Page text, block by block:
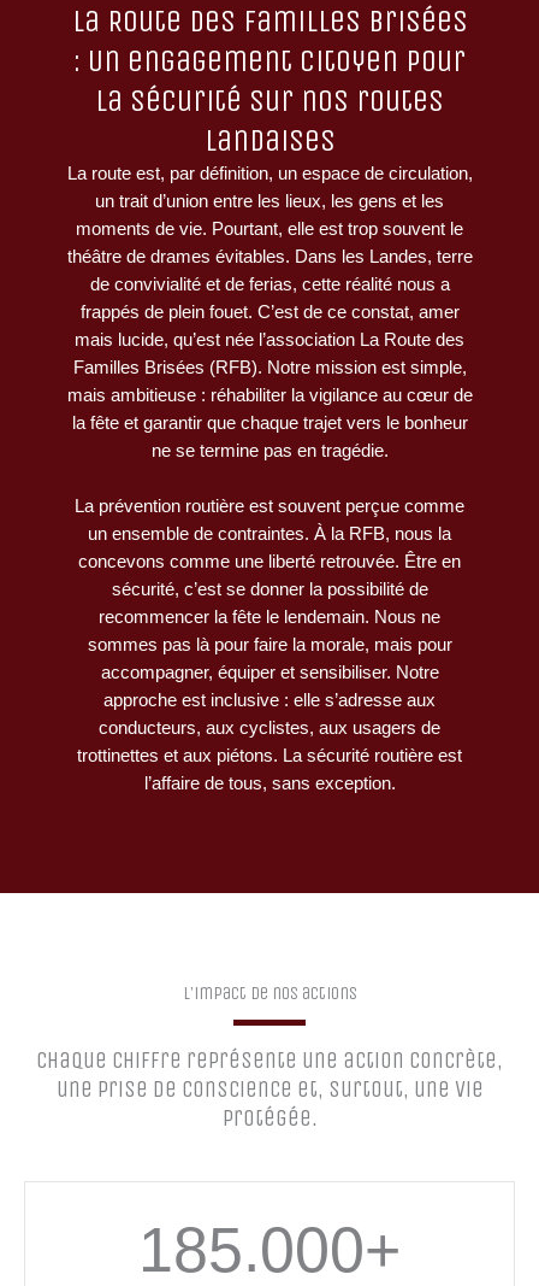
La Route des Familles Brisées
: Un engagement citoyen pour
la sécurité sur nos routes
landaises
La route est, par définition, un espace de circulation,
un trait d’union entre les lieux, les gens et les
moments de vie. Pourtant, elle est trop souvent le
théâtre de drames évitables. Dans les Landes, terre
de convivialité et de ferias, cette réalité nous a
frappés de plein fouet. C’est de ce constat, amer
mais lucide, qu’est née l’association La Route des
Familles Brisées (RFB). Notre mission est simple,
mais ambitieuse : réhabiliter la vigilance au cœur de
la fête et garantir que chaque trajet vers le bonheur
ne se termine pas en tragédie.
La prévention routière est souvent perçue comme
un ensemble de contraintes. À la RFB, nous la
concevons comme une liberté retrouvée. Être en
sécurité, c’est se donner la possibilité de
recommencer la fête le lendemain. Nous ne
sommes pas là pour faire la morale, mais pour
accompagner, équiper et sensibiliser. Notre
approche est inclusive : elle s’adresse aux
conducteurs, aux cyclistes, aux usagers de
trottinettes et aux piétons. La sécurité routière est
l’affaire de tous, sans exception.
L'impact de nos actions
Chaque chiffre représente une action concrète,
une prise de conscience et, surtout, une vie
protégée.
185.000+